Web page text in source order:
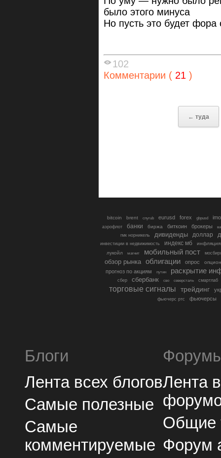
было этого минуса
Но пусть это будет
102
Комментарии ( 21 )
← туда
bitcoin brent cnyrub eurusd forex gbpusd
аэрофлот банки биржа биткоин брокеры
гмк норникель
дивиденды доллар
инвестиции в недвижимость индекс мб
инфляция
лукойл
магнит мобильный пост
обзор рынка облигации опрос
прогноз по акциям путин раскрытие
сбер сбербанк сво северсталь смартлаб
торговые сигналы трейдинг
фьючерс ртс фьючерсы
Блоги
Лента всех блогов
Самые полезные
Самые
комментируемые
Лента
Общие
Форум